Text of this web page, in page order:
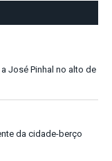
José Pinhal no alto de
da cidade-berço